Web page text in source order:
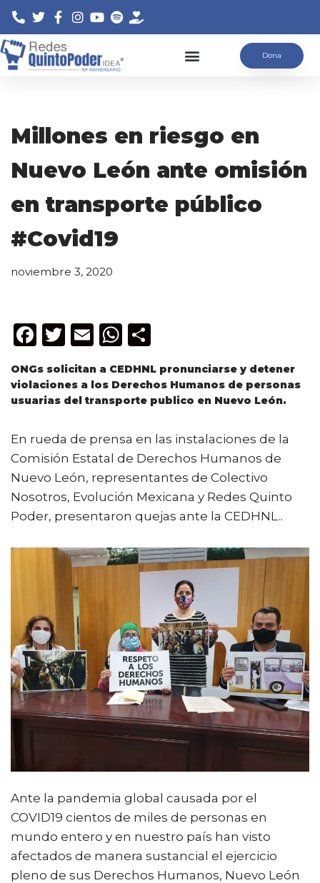
Saltar
al
Dona
Millones en riesgo en
Nuevo León ante omisión
en transporte público
#Covid19
noviembre 3, 2020
F
c
e
o
o
k
T
w
it
te
E
ai
l
W
a
ts
p
p
m
p
ti
r
ONGs solicitan a CEDHNL pronunciarse y detener
violaciones a los Derechos Humanos de personas
usuarias del transporte publico en Nuevo León.
En rueda de prensa en las instalaciones de la
Comisión Estatal de Derechos Humanos de
Nuevo León, representantes de Colectivo
Nosotros, Evolución Mexicana y Redes Quinto
Poder, presentaron quejas ante la CEDHNL..
Ante la pandemia global causada por el
COVID19 cientos de miles de personas en
mundo entero y en nuestro país han visto
afectados de manera sustancial el ejercicio
pleno de sus Derechos Humanos, Nuevo León